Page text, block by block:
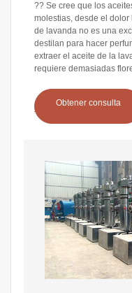
?? Se cree que los
molestias, desde el dolor
de lavanda no es una
destilan para hacer
extraer el aceite de la
requiere demasiadas
Obtener consulta